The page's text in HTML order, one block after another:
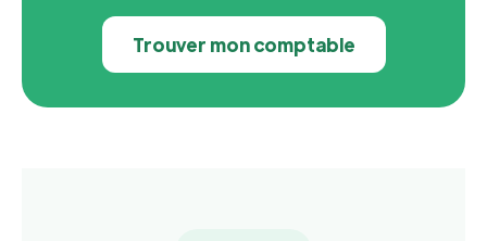
Trouver mon comptable